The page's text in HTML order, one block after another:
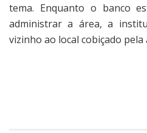
tema. Enquanto o banco
administrar a área, a
vizinho ao local cobiçado pela